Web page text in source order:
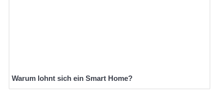
Warum lohnt sich ein Smart Home?